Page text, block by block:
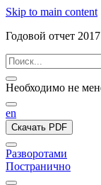
Skip to main content
Годовой отчет 2017
Необходимо не
en
Скачать PDF
Разворотами
Постранично